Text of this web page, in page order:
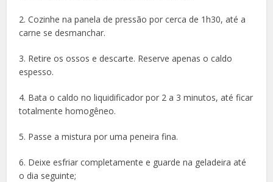
2. Cozinhe na panela de pressão por cerca de 1h30, até a
carne se desmanchar.
3. Retire os ossos e descarte. Reserve apenas o caldo
espesso.
4. Bata o caldo no liquidificador por 2 a 3 minutos, até ficar
totalmente homogêneo.
5. Passe a mistura por uma peneira fina.
6. Deixe esfriar completamente e guarde na geladeira até
o dia seguinte;